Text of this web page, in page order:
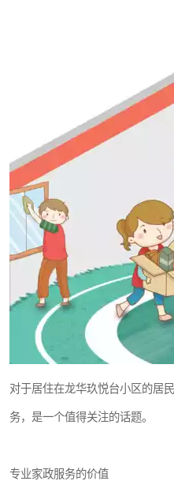
对于居住在龙华玖悦台小区的居
务，是一个值得关注的话题。
专业家政服务的价值